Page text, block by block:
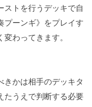
ストを行うデッキで自
プーンギ》をプレイす
わってきます。
きかは相手のデッキタ
たうえで判断する必要